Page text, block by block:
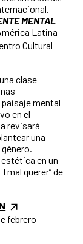
MENTAL
Latina
Cultural
clase
mental
en el
revisará
una
en un
mal querer” de
febrero